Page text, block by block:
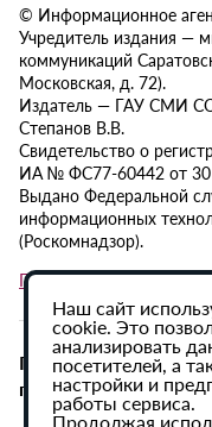
© Информационное
Учредитель издания —
коммуникаций
Московская, д. 72).
Издатель — ГАУ СМИ СО
Степанов В.В.
Свидетельство о
ИА № ФС77-60442 от 30
Выдано Федеральной
информационных
(Роскомнадзор).
Политика в отношении
При использовании
гиперссылка на ИА
Наш сайт
cookie. Это
анализировать
посетителей, а
настройки и
работы сервиса.